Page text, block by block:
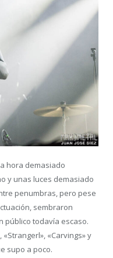
hora demasiado
y unas luces demasiado
penumbras, pero pese
sembraron
público todavía escaso.
«Carvings» y
supo a poco.